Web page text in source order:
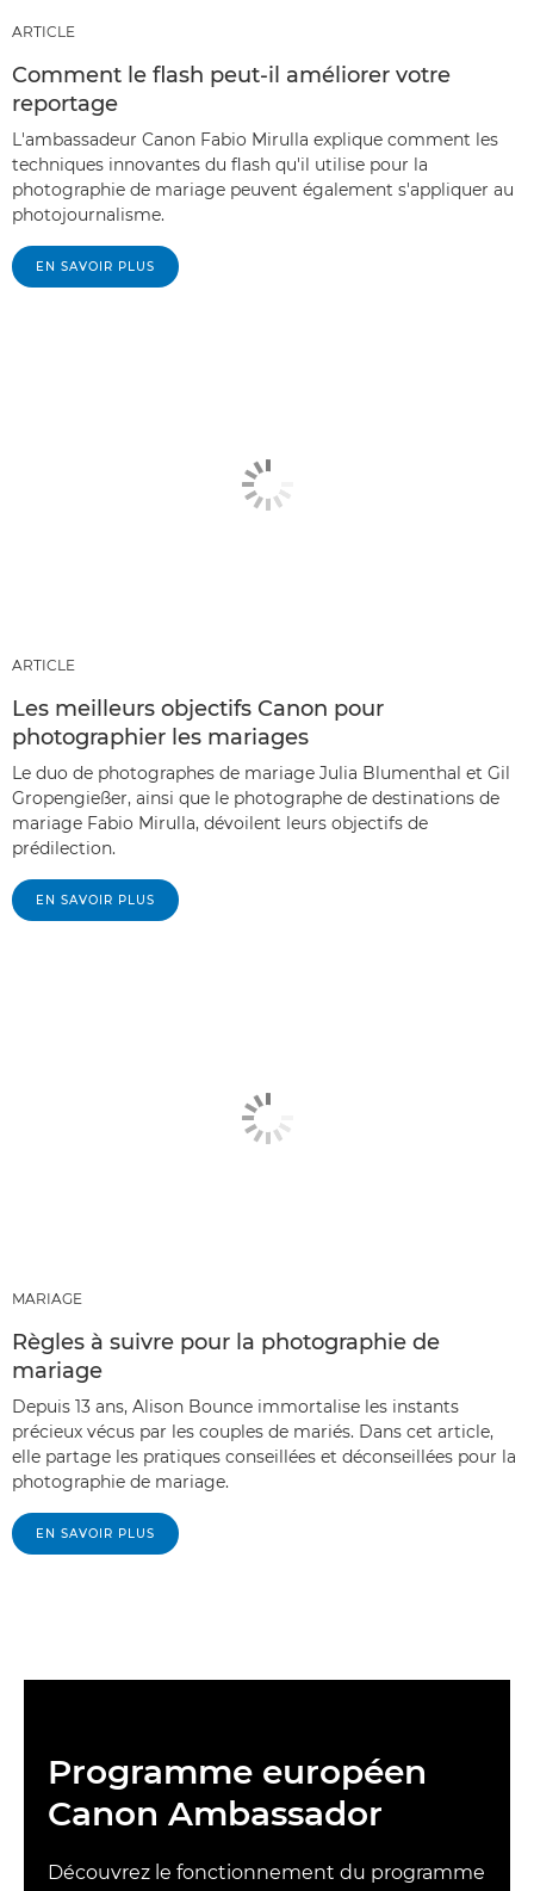
ARTICLE
Comment le flash peut-il améliorer votre
reportage
L'ambassadeur Canon Fabio Mirulla explique comment les
techniques innovantes du flash qu'il utilise pour la
photographie de mariage peuvent également s'appliquer au
photojournalisme.
EN SAVOIR PLUS
ARTICLE
Les meilleurs objectifs Canon pour
photographier les mariages
Le duo de photographes de mariage Julia Blumenthal et Gil
Gropengießer, ainsi que le photographe de destinations de
mariage Fabio Mirulla, dévoilent leurs objectifs de
prédilection.
EN SAVOIR PLUS
MARIAGE
Règles à suivre pour la photographie de
mariage
Depuis 13 ans, Alison Bounce immortalise les instants
précieux vécus par les couples de mariés. Dans cet article,
elle partage les pratiques conseillées et déconseillées pour la
photographie de mariage.
EN SAVOIR PLUS
Programme européen
Canon Ambassador
Découvrez le fonctionnement du programme